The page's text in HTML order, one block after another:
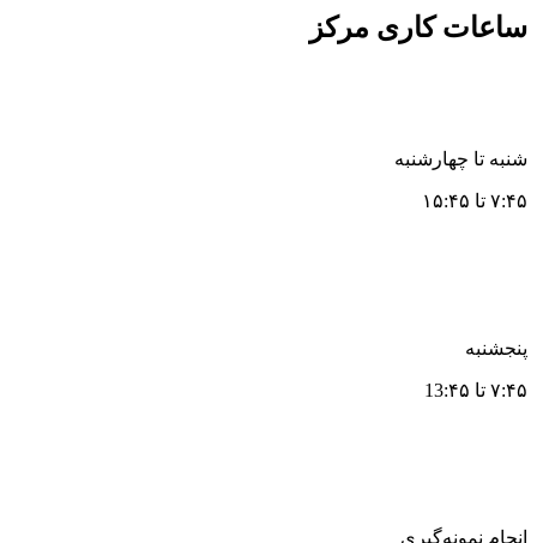
ساعات کاری مرکز
شنبه تا چهارشنبه
۷:۴۵ تا ۱۵:۴۵
پنجشنبه
۷:۴۵ تا 13:۴۵
انجام نمونه‌گیری